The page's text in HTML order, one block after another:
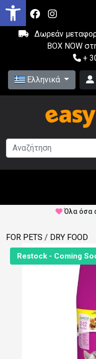
Δωρεάν
BOX NOW
+
Ελληνικά
Όλα όσα
FOR PETS / DRY FOOD
Restock - Coming